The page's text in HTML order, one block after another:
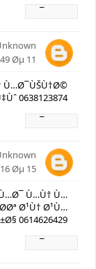
11 Ø£Ø¨Ø±ÙŠÙ„ 2020 ÙÙŠ 8:49 Øµ
Ù…Ø¯ÙŠÙ†Ø©
0638123874
15 Ø£Ø¨Ø±ÙŠÙ„ 2020 ÙÙŠ 9:16 Øµ
Ù…Ù† Ù…
Ø¹Ù† Ø¹Ù…
0614626429